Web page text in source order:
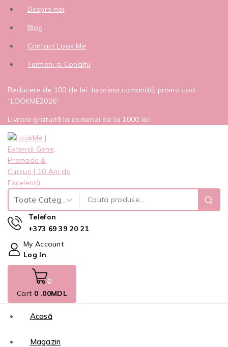
Despre noi
Blog
Contact Look Me
Termeni și Condiții
Reducere de 100 de lei la prima comandă, promo cod:
“LOOKME2026”
Livrare gratuită la comenzi de la 1000 lei!
Telefon
+373 69 39 20 21
My Account
Log In
0
Cart 0 .00MDL
Acasă
Magazin